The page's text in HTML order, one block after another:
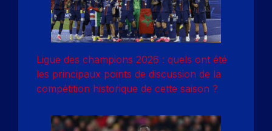
Ligue des champions 2026 : quels ont été
les principaux points de discussion de la
compétition historique de cette saison ?